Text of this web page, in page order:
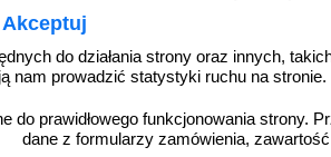
Akceptuj
do działania strony oraz innych,
nam prowadzić statystyki ruchu na stronie.
do prawidłowego funkcjonowania strony.
dane z formularzy zamówienia,
-
RA013
Toaleta 1 - znak informacyjny - RA013